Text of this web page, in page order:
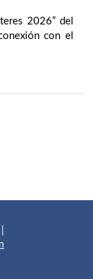
2026” del
con el